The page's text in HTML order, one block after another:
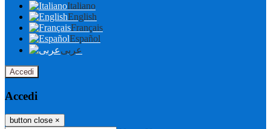
Italiano
English
Français
Español
عربى
Accedi
Accedi
button close ×